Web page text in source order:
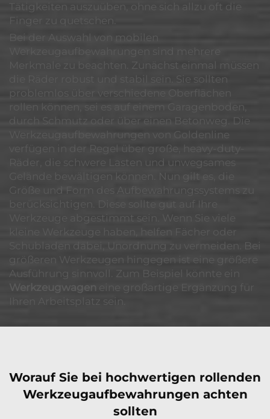
Tätigkeiten auszuüben, ohne sich allzu oft die
Finger zu quetschen.
Bei der Auswahl von mobilen
Merkmale zu beachten. Zunächst einmal müssen
die Räder robust und stabil sein. Sie sollten
problemlos über verschiedene Oberflächen
rollen können, sei es auf einem Garagenboden,
durch Schmutz oder über einen Betonweg. Die
Werkzeugaufbewahrungen von Goldenline
verfügen in der Regel über große, heavy-duty-
Räder, die schwere Lasten und unwegsames
Gelände bewältigen können. Nun gilt es, die
Größe und Form des Aufbewahrungssystems zu
berücksichtigen. Diese sollte gut auf Ihre
Werkzeuge abgestimmt sein. Wenn Sie viele
kleine Werkzeuge haben, helfen Fächer oder
Schubladen dabei, Unordnung zu vermeiden. Bei
größeren Werkzeugen hingegen ist eine größere
Ausführung sinnvoll. Zum Beispiel könnte ein
Werkzeugwagen eine großartige Ergänzung für
Ihren Arbeitsplatz sein.
Worauf Sie bei hochwertigen rollenden
Werkzeugaufbewahrungen achten
sollten